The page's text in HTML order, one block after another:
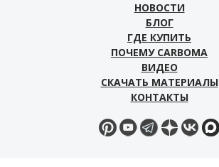
НОВОСТИ
БЛОГ
ГДЕ КУПИТЬ
ПОЧЕМУ CARBOMA
ВИДЕО
СКАЧАТЬ МАТЕРИАЛЫ
КОНТАКТЫ